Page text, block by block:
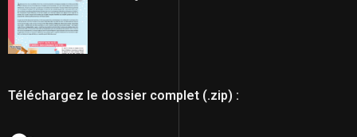
Téléchargez le dossier complet (.zip) :